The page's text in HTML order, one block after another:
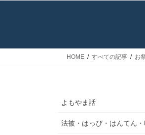
HOME すべての記事 お
よもやま話
法被・はっぴ・はんてん